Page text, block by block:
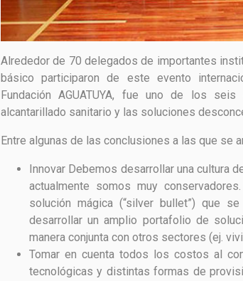
Alrededor de 70 delegados de importantes
básico participaron de este evento
Fundación AGUATUYA, fue uno de los
alcantarillado sanitario y las soluciones
Entre algunas de las conclusiones a las que se
Innovar Debemos desarrollar una cultura
actualmente somos muy
solución mágica (“silver bullet”) que
desarrollar un amplio portafolio de
manera conjunta con otros sectores (ej.
Tomar en cuenta todos los costos al
tecnológicas y distintas formas de